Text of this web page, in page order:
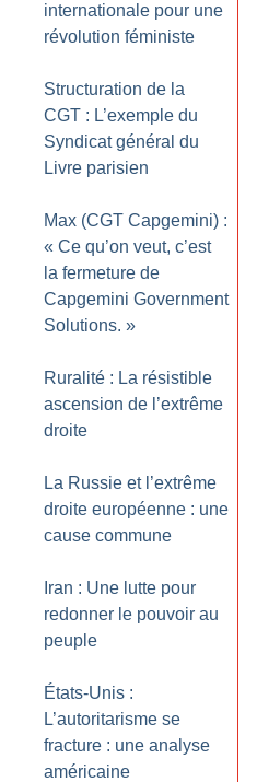
internationale pour une
révolution féministe
Structuration de la
CGT : L’exemple du
Syndicat général du
Livre parisien
Max (CGT Capgemini) :
« Ce qu’on veut, c’est
la fermeture de
Capgemini Government
Solutions. »
Ruralité : La résistible
ascension de l’extrême
droite
La Russie et l’extrême
droite européenne : une
cause commune
Iran : Une lutte pour
redonner le pouvoir au
peuple
États-Unis :
L’autoritarisme se
fracture : une analyse
américaine